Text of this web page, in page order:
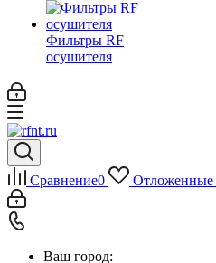
Фильтры RF
осушителя
Сравнение0 Отложенные
Ваш город: